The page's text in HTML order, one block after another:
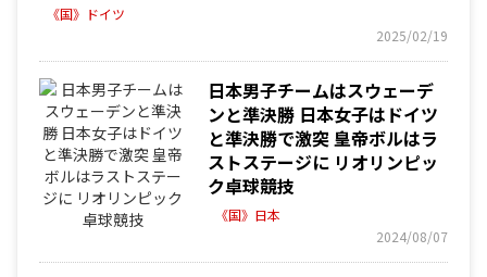
《国》ドイツ
2025/02/19
日本男子チームはスウェーデ
ンと準決勝 日本女子はドイツ
と準決勝で激突 皇帝ボルはラ
ストステージに リオリンピッ
ク卓球競技
《国》日本
2024/08/07